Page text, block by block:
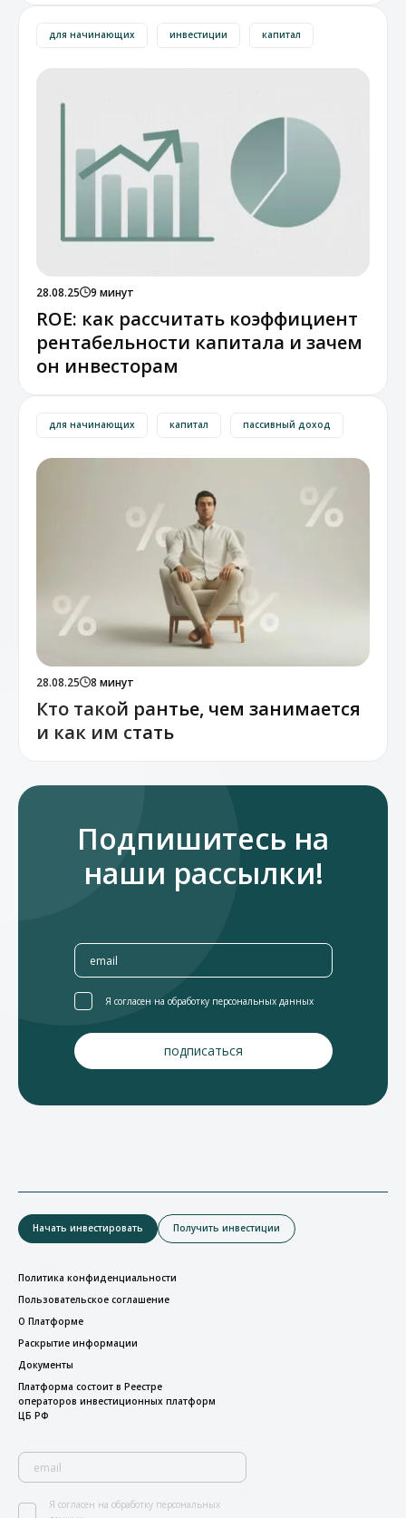
для начинающих инвестиции капитал
28.08.25 9 минут
ROE: как рассчитать коэффициент
рентабельности капитала и зачем
он инвесторам
для начинающих капитал пассивный доход
28.08.25 8 минут
Кто такой рантье, чем занимается
и как им стать
Подпишитесь на
наши рассылки!
Я согласен на обработку персональных данных
Начать инвестировать Получить инвестиции
Политика конфиденциальности
Пользовательское соглашение
О Платформе
Раскрытие информации
Документы
Платформа состоит в Реестре
операторов инвестиционных платформ
ЦБ РФ
Я согласен на обработку персональных